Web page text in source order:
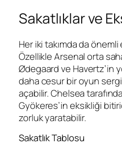
Sakatlıklar ve
Her iki takımda da
Özellikle Arsenal orta
Ødegaard ve Havertz’in
daha cesur bir oyun
açabilir. Chelsea
Gyökeres’in eksikliği
zorluk yaratabilir.
Sakatlık Tablosu